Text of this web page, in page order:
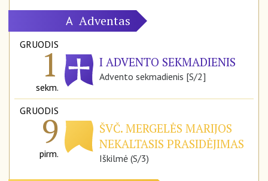
A Adventas
GRUODIS
1
sekm.
I ADVENTO SEKMADIENIS
Advento sekmadienis [S/2]
GRUODIS
9
pirm.
ŠVČ. MERGELĖS MARIJOS
NEKALTASIS PRASIDĖJIMAS
Iškilmė (S/3)